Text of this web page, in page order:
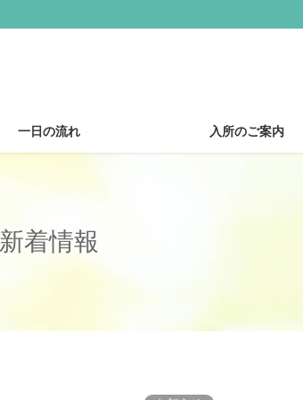
一日の流れ 入所のご案内
新着情報